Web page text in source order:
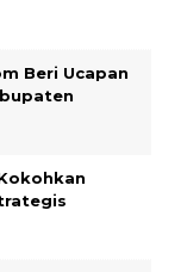
Beri Ucapan